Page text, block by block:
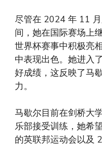
尽管在 2024 年 11
间，她在国际赛场上
世界杯赛事中积极亮
中表现出色。她进入
好成绩，这反映了马
力。
马歇尔目前在剑桥大
乐部接受训练，她希
的英联邦运动会以及